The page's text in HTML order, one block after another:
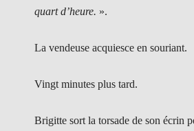
quart d’heure. ».
La vendeuse acquiesce en souriant.
Vingt minutes plus tard.
Brigitte sort la torsade de son écrin